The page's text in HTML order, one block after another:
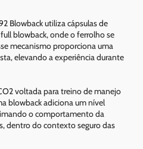
Blowback utiliza cápsulas de
blowback, onde o ferrolho se
mecanismo proporciona uma
elevando a experiência durante
voltada para treino de manejo
blowback adiciona um nível
o comportamento da
dentro do contexto seguro das